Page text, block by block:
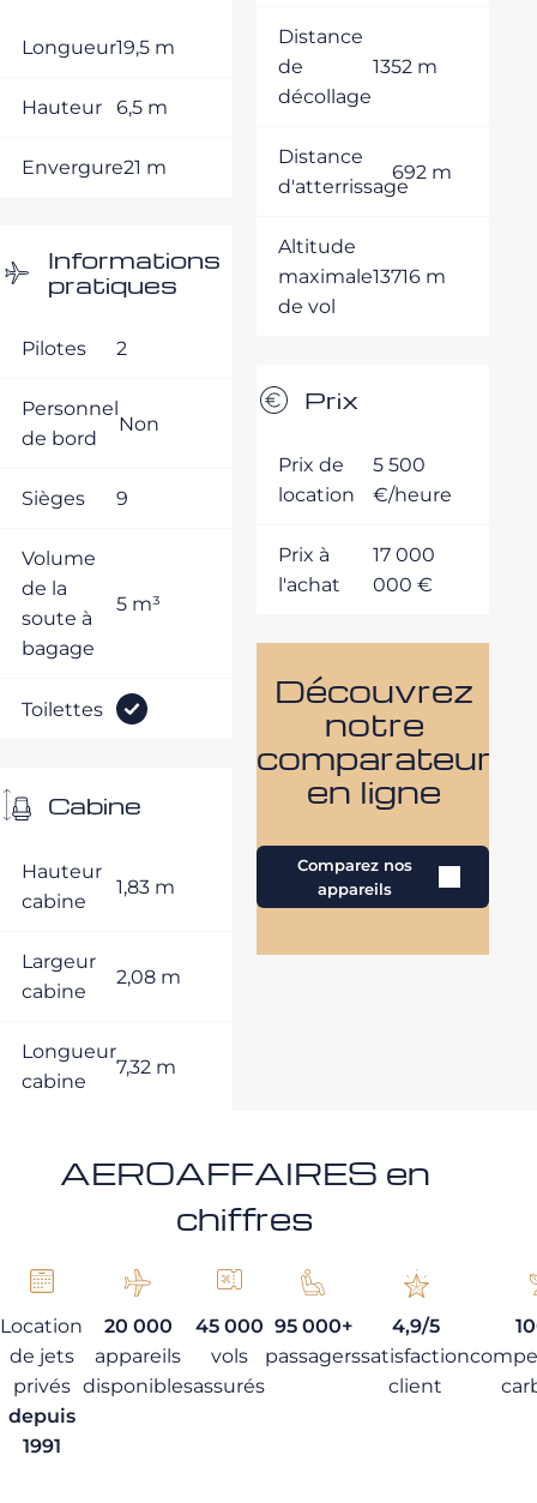
Longueur19,5 m
Hauteur 6,5 m
Envergure21 m
Informations
pratiques
Pilotes 2
Personnel
de bord
Non
Sièges 9
Volume
de la
soute à
bagage
5 m³
Toilettes
Cabine
Hauteur
cabine
1,83 m
Largeur
cabine
2,08 m
Longueur
cabine
7,32 m
Distance
de
décollage
1352 m
Distance
d'atterrissage
692 m
Altitude
maximale
de vol
13716 m
Prix
Prix de
location
5 500
€/heure
Prix à
l'achat
17 000
000 €
Découvrez
notre
comparateur
en ligne
Comparez nos
appareils
AEROAFFAIRES en
chiffres
Location
de jets
privés
depuis
1991
20 000
appareils
disponibles
45 000
vols
assurés
95 000+
passagers
4,9/5
satisfaction
client